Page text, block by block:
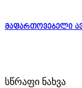
მაფართოვებელი
სწრაფი ნახვა